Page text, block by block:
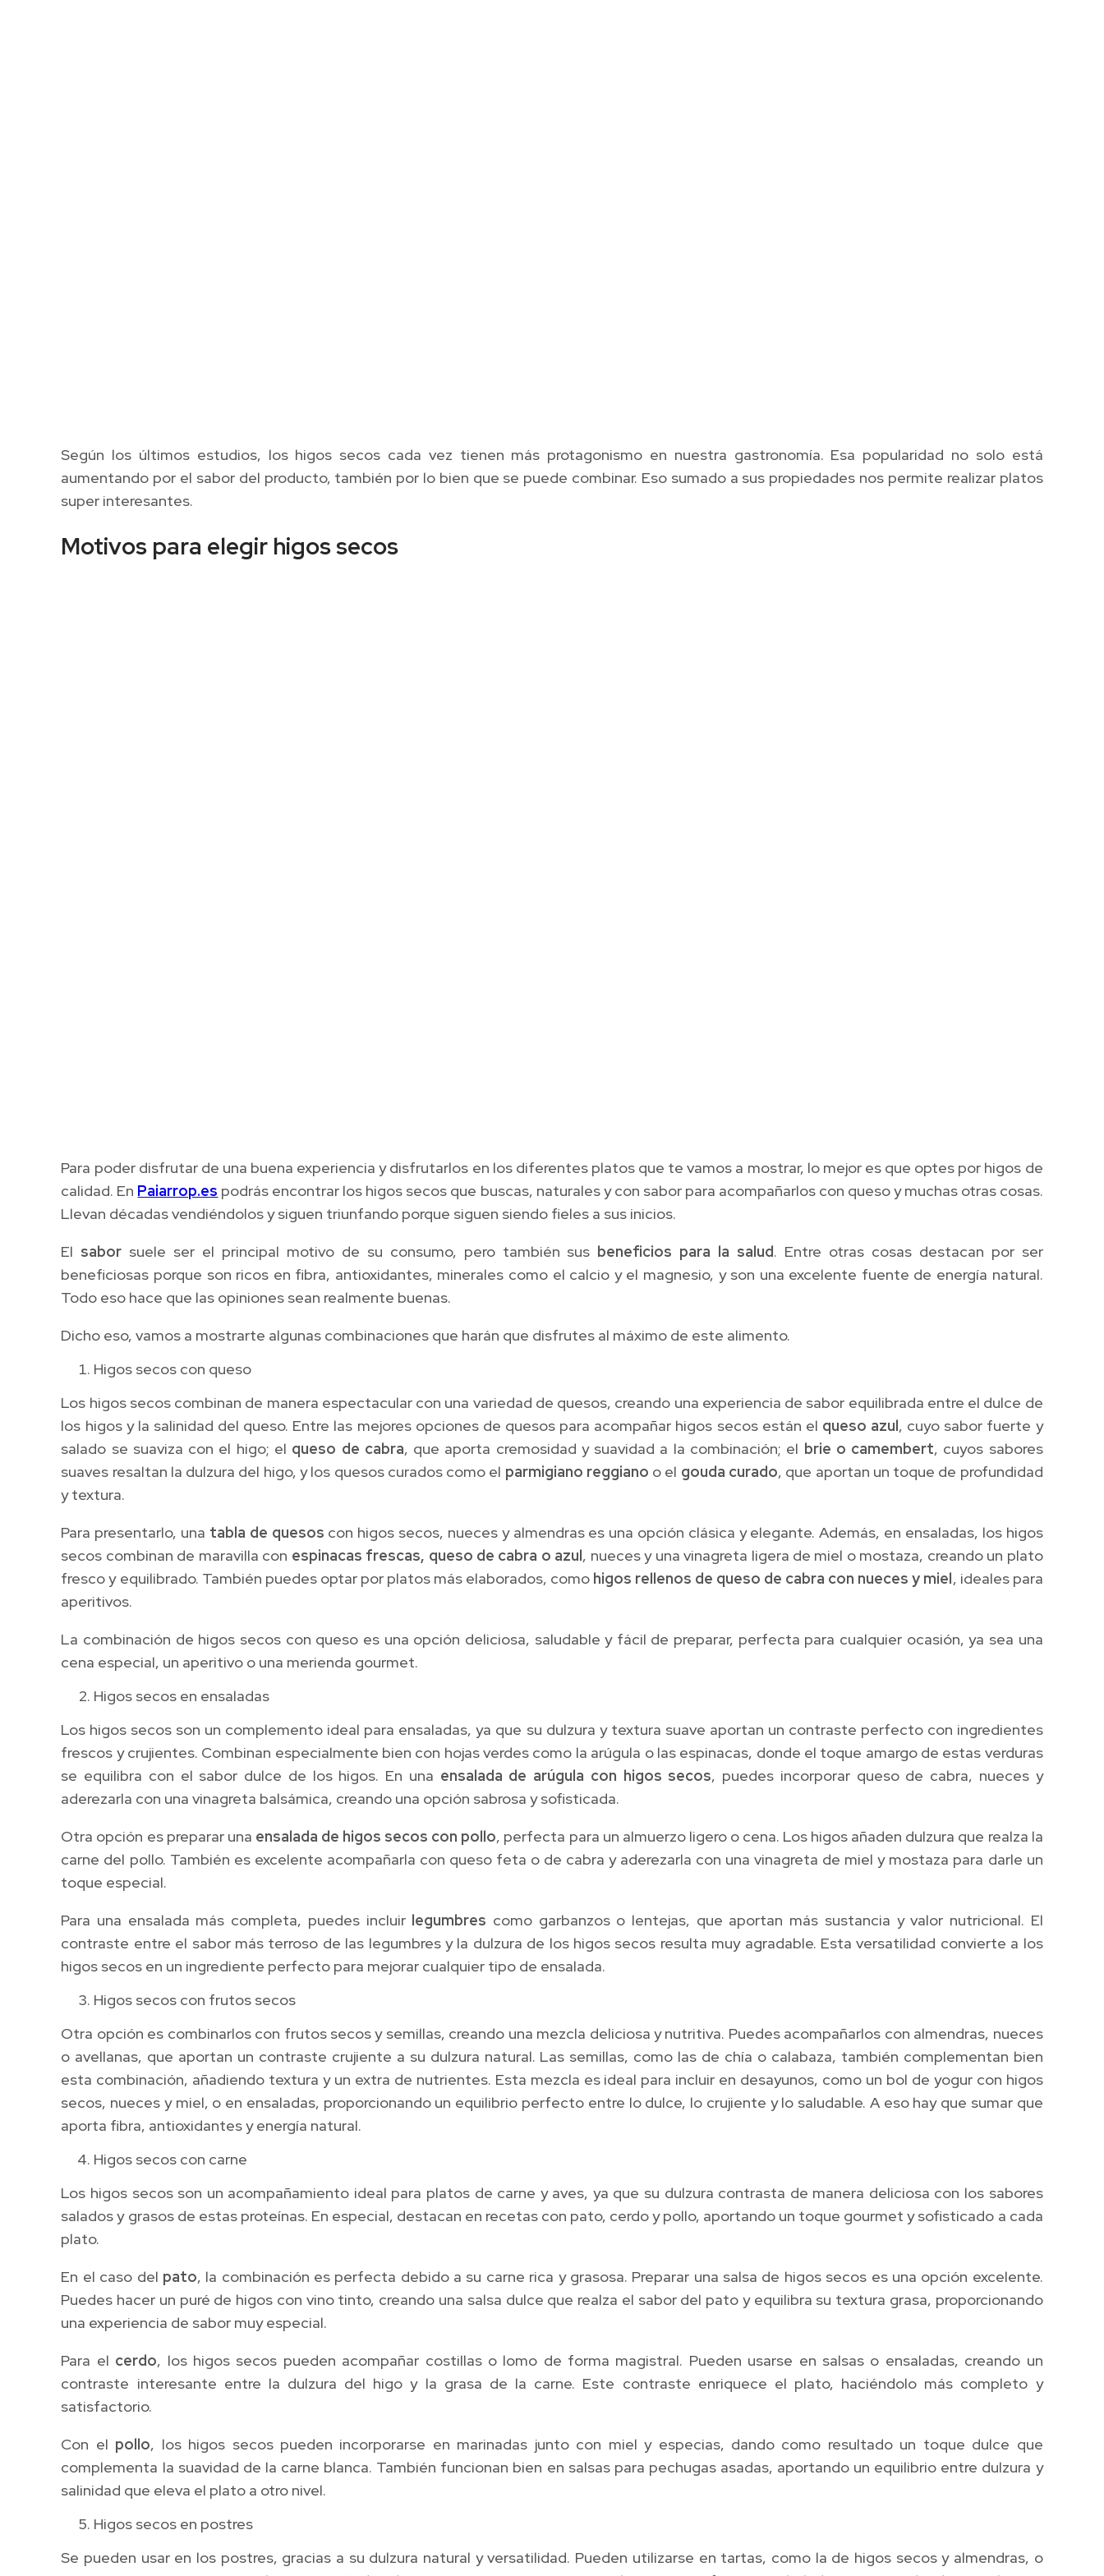
Según los últimos estudios, los higos secos cada vez tienen más protagonismo en nuestra gastronomía. Esa popularidad no solo está
aumentando por el sabor del producto, también por lo bien que se puede combinar. Eso sumado a sus propiedades nos permite realizar platos
super interesantes.
Motivos para elegir higos secos
Para poder disfrutar de una buena experiencia y disfrutarlos en los diferentes platos que te vamos a mostrar, lo mejor es que optes por higos de
calidad. En Paiarrop.es podrás encontrar los higos secos que buscas, naturales y con sabor para acompañarlos con queso y muchas otras cosas.
Llevan décadas vendiéndolos y siguen triunfando porque siguen siendo fieles a sus inicios.
El sabor suele ser el principal motivo de su consumo, pero también sus beneficios para la salud. Entre otras cosas destacan por ser
beneficiosas porque son ricos en fibra, antioxidantes, minerales como el calcio y el magnesio, y son una excelente fuente de energía natural.
Todo eso hace que las opiniones sean realmente buenas.
Dicho eso, vamos a mostrarte algunas combinaciones que harán que disfrutes al máximo de este alimento.
Higos secos con queso
Los higos secos combinan de manera espectacular con una variedad de quesos, creando una experiencia de sabor equilibrada entre el dulce de
los higos y la salinidad del queso. Entre las mejores opciones de quesos para acompañar higos secos están el queso azul, cuyo sabor fuerte y
salado se suaviza con el higo; el queso de cabra, que aporta cremosidad y suavidad a la combinación; el brie o camembert, cuyos sabores
suaves resaltan la dulzura del higo, y los quesos curados como el parmigiano reggiano o el gouda curado, que aportan un toque de profundidad
y textura.
Para presentarlo, una tabla de quesos con higos secos, nueces y almendras es una opción clásica y elegante. Además, en ensaladas, los higos
secos combinan de maravilla con espinacas frescas, queso de cabra o azul, nueces y una vinagreta ligera de miel o mostaza, creando un plato
fresco y equilibrado. También puedes optar por platos más elaborados, como higos rellenos de queso de cabra con nueces y miel, ideales para
aperitivos.
La combinación de higos secos con queso es una opción deliciosa, saludable y fácil de preparar, perfecta para cualquier ocasión, ya sea una
cena especial, un aperitivo o una merienda gourmet.
Higos secos en ensaladas
Los higos secos son un complemento ideal para ensaladas, ya que su dulzura y textura suave aportan un contraste perfecto con ingredientes
frescos y crujientes. Combinan especialmente bien con hojas verdes como la arúgula o las espinacas, donde el toque amargo de estas verduras
se equilibra con el sabor dulce de los higos. En una ensalada de arúgula con higos secos, puedes incorporar queso de cabra, nueces y
aderezarla con una vinagreta balsámica, creando una opción sabrosa y sofisticada.
Otra opción es preparar una ensalada de higos secos con pollo, perfecta para un almuerzo ligero o cena. Los higos añaden dulzura que realza la
carne del pollo. También es excelente acompañarla con queso feta o de cabra y aderezarla con una vinagreta de miel y mostaza para darle un
toque especial.
Para una ensalada más completa, puedes incluir legumbres como garbanzos o lentejas, que aportan más sustancia y valor nutricional. El
contraste entre el sabor más terroso de las legumbres y la dulzura de los higos secos resulta muy agradable. Esta versatilidad convierte a los
higos secos en un ingrediente perfecto para mejorar cualquier tipo de ensalada.
Higos secos con frutos secos
Otra opción es combinarlos con frutos secos y semillas, creando una mezcla deliciosa y nutritiva. Puedes acompañarlos con almendras, nueces
o avellanas, que aportan un contraste crujiente a su dulzura natural. Las semillas, como las de chía o calabaza, también complementan bien
esta combinación, añadiendo textura y un extra de nutrientes. Esta mezcla es ideal para incluir en desayunos, como un bol de yogur con higos
secos, nueces y miel, o en ensaladas, proporcionando un equilibrio perfecto entre lo dulce, lo crujiente y lo saludable. A eso hay que sumar que
aporta fibra, antioxidantes y energía natural.
Higos secos con carne
Los higos secos son un acompañamiento ideal para platos de carne y aves, ya que su dulzura contrasta de manera deliciosa con los sabores
salados y grasos de estas proteínas. En especial, destacan en recetas con pato, cerdo y pollo, aportando un toque gourmet y sofisticado a cada
plato.
En el caso del pato, la combinación es perfecta debido a su carne rica y grasosa. Preparar una salsa de higos secos es una opción excelente.
Puedes hacer un puré de higos con vino tinto, creando una salsa dulce que realza el sabor del pato y equilibra su textura grasa, proporcionando
una experiencia de sabor muy especial.
Para el cerdo, los higos secos pueden acompañar costillas o lomo de forma magistral. Pueden usarse en salsas o ensaladas, creando un
contraste interesante entre la dulzura del higo y la grasa de la carne. Este contraste enriquece el plato, haciéndolo más completo y
satisfactorio.
Con el pollo, los higos secos pueden incorporarse en marinadas junto con miel y especias, dando como resultado un toque dulce que
complementa la suavidad de la carne blanca. También funcionan bien en salsas para pechugas asadas, aportando un equilibrio entre dulzura y
salinidad que eleva el plato a otro nivel.
Higos secos en postres
Se pueden usar en los postres, gracias a su dulzura natural y versatilidad. Pueden utilizarse en tartas, como la de higos secos y almendras, o